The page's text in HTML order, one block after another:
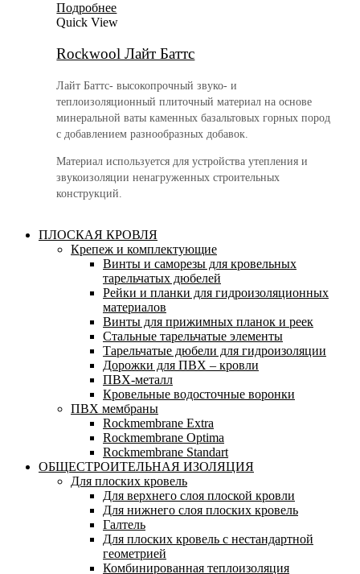
Подробнее
Quick View
Rockwool Лайт Баттс
Лайт Баттс- высокопрочный звуко- и
теплоизоляционный плиточный материал на основе
минеральной ваты каменных базальтовых горных пород
с добавлением разнообразных добавок.
Материал используется для устройства утепления и
звукоизоляции ненагруженных строительных
конструкций.
ПЛОСКАЯ КРОВЛЯ
Крепеж и комплектующие
Винты и саморезы для кровельных
тарельчатых дюбелей
Рейки и планки для гидроизоляционных
материалов
Винты для прижимных планок и реек
Стальные тарельчатые элементы
Тарельчатые дюбели для гидроизоляции
Дорожки для ПВХ – кровли
ПВХ-металл
Кровельные водосточные воронки
ПВХ мембраны
Rockmembrane Extra
Rockmembrane Optima
Rockmembrane Standart
ОБЩЕСТРОИТЕЛЬНАЯ ИЗОЛЯЦИЯ
Для плоских кровель
Для верхнего слоя плоской кровли
Для нижнего слоя плоских кровель
Галтель
Для плоских кровель с нестандартной
геометрией
Комбинированная теплоизоляция